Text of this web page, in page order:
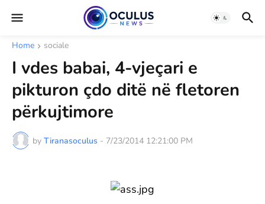
Home sociale
I vdes babai, 4-vjeçari e
pikturon çdo ditë në fletoren
përkujtimore
by Tiranasoculus - 7/23/2014 12:21:00 PM